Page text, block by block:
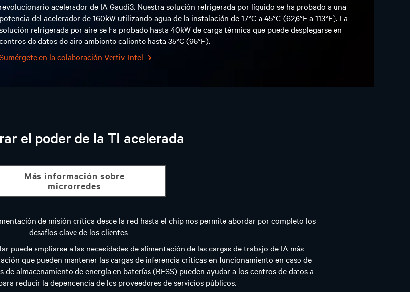
revolucionario acelerador de IA Gaudi3. Nuestra solución refrigerada por líquido se ha probado a una
potencia del acelerador de 160kW utilizando agua de la instalación de 17°C a 45°C (62,6°F a 113°F). La
solución refrigerada por aire se ha probado hasta 40kW de carga térmica que puede desplegarse en
centros de datos de aire ambiente caliente hasta 35°C (95°F).
Sumérgete en la colaboración Vertiv-Intel
el poder de la TI acelerada
más información sobre
microrredes
de misión crítica desde la red hasta el chip nos permite abordar por completo los
desafíos clave de los clientes
puede ampliarse a las necesidades de alimentación de las cargas de trabajo de IA más
que pueden mantener las cargas de inferencia críticas en funcionamiento en caso de
almacenamiento de energía en baterías (BESS) pueden ayudar a los centros de datos a
reducir la dependencia de los proveedores de servicios públicos.